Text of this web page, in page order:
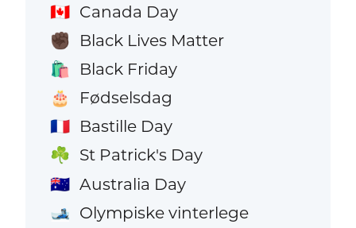
🇨🇦 Canada Day
✊🏿 Black Lives Matter
🛍️ Black Friday
🎂 Fødselsdag
🇫🇷 Bastille Day
☘️ St Patrick's Day
🇦🇺 Australia Day
🎿 Olympiske vinterlege